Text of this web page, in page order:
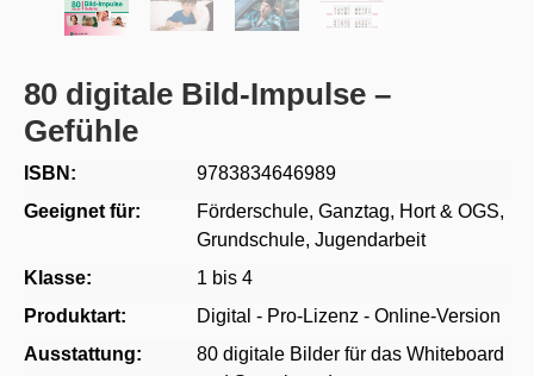
80 digitale Bild-Impulse –
Gefühle
ISBN:
9783834646989
Geeignet für:
Förderschule, Ganztag, Hort & OGS,
Grundschule, Jugendarbeit
Klasse:
1 bis 4
Produktart:
Digital - Pro-Lizenz - Online-Version
Ausstattung:
80 digitale Bilder für das Whiteboard